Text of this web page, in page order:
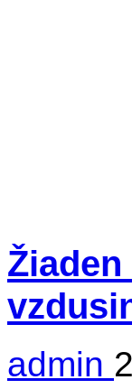
admin